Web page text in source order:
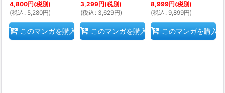
4,800円(税別)
(税込 : 5,280円)
このマンガを購入
3,299円(税別)
(税込 : 3,629円)
このマンガを購入
8,999円(税別)
(税込 : 9,899円)
このマンガを購入